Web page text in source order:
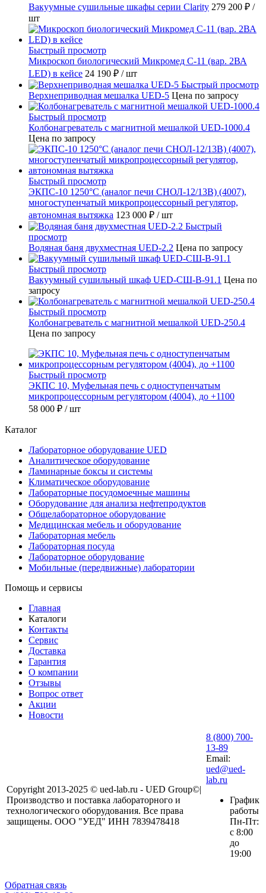
Вакуумные сушильные шкафы серии Clarity 279 200 ₽ /
шт
Быстрый просмотр
Микроскоп биологический Микромед С-11 (вар. 2ВА
LED) в кейсе 24 190 ₽ / шт
Быстрый просмотр
Верхнеприводная мешалка UED-5 Цена по запросу
Быстрый просмотр
Колбонагреватель с магнитной мешалкой UED-1000.4
Цена по запросу
Быстрый просмотр
ЭКПС-10 1250°С (аналог печи СНОЛ-12/13В) (4007),
многоступенчатый микропроцессорный регулятор,
автономная вытяжка 123 000 ₽ / шт
Быстрый
просмотр
Водяная баня двухместная UED-2.2 Цена по запросу
Быстрый просмотр
Вакуумный сушильный шкаф UED-СШ-В-91.1 Цена по
запросу
Быстрый просмотр
Колбонагреватель с магнитной мешалкой UED-250.4
Цена по запросу
Быстрый просмотр
ЭКПС 10, Муфельная печь с одноступенчатым
микропроцессорным регулятором (4004), до +1100
58 000 ₽ / шт
Каталог
Лабораторное оборудование UED
Аналитическое оборудование
Ламинарные боксы и системы
Климатическое оборудование
Лабораторные посудомоечные машины
Оборудование для анализа нефтепродуктов
Общелабораторное оборудование
Медицинская мебель и оборудование
Лабораторная мебель
Лабораторная посуда
Лабораторное оборудование
Мобильные (передвижные) лаборатории
Помощь и сервисы
Главная
Каталоги
Контакты
Сервис
Доставка
Гарантия
О компании
Отзывы
Вопрос ответ
Акции
Новости
Copyright 2013-2025 © ued-lab.ru - UED Group©|
Производство и поставка лабораторного и
технологического оборудования. Все права
защищены. ООО "УЕД" ИНН 7839478418
8 (800) 700-
13-89
Email:
ued@ued-
lab.ru
График
работы
Пн-Пт:
с 8:00
до
19:00
Обратная связь